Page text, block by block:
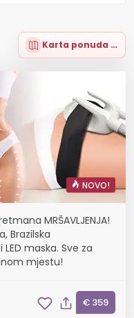
Karta ponuda (30)
NOVO!
MRŠAVLJENJA!
Brazilska
maska. Sve za
mjestu!
€ 359